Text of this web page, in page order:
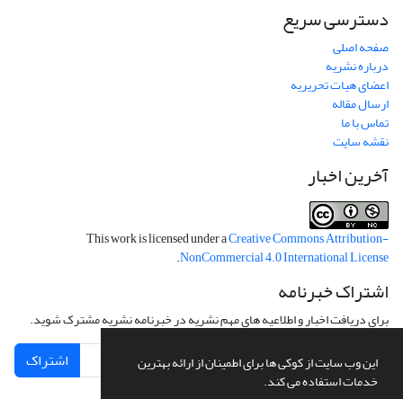
این وب سایت از کوکی ها برای اطمینان از ارائه بهترین
خدمات استفاده می کند.
دسترسی سریع
صفحه اصلی
درباره نشریه
اعضای هیات تحریریه
ارسال مقاله
تماس با ما
نقشه سایت
آخرین اخبار
This work is licensed under aCreative Commons Attribution-
NonCommercial 4.0 International License
.
اشتراک خبرنامه
برای دریافت اخبار و اطلاعیه های مهم نشریه در خبرنامه نشریه مشترک شوید.
اشتراک